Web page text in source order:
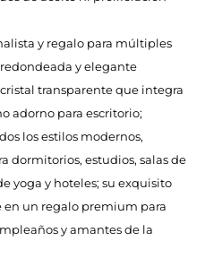
y regalo para múltiples
y elegante
transparente que integra
adorno para escritorio;
los estilos modernos,
dormitorios, estudios, salas de
yoga y hoteles; su exquisito
un regalo premium para
y amantes de la